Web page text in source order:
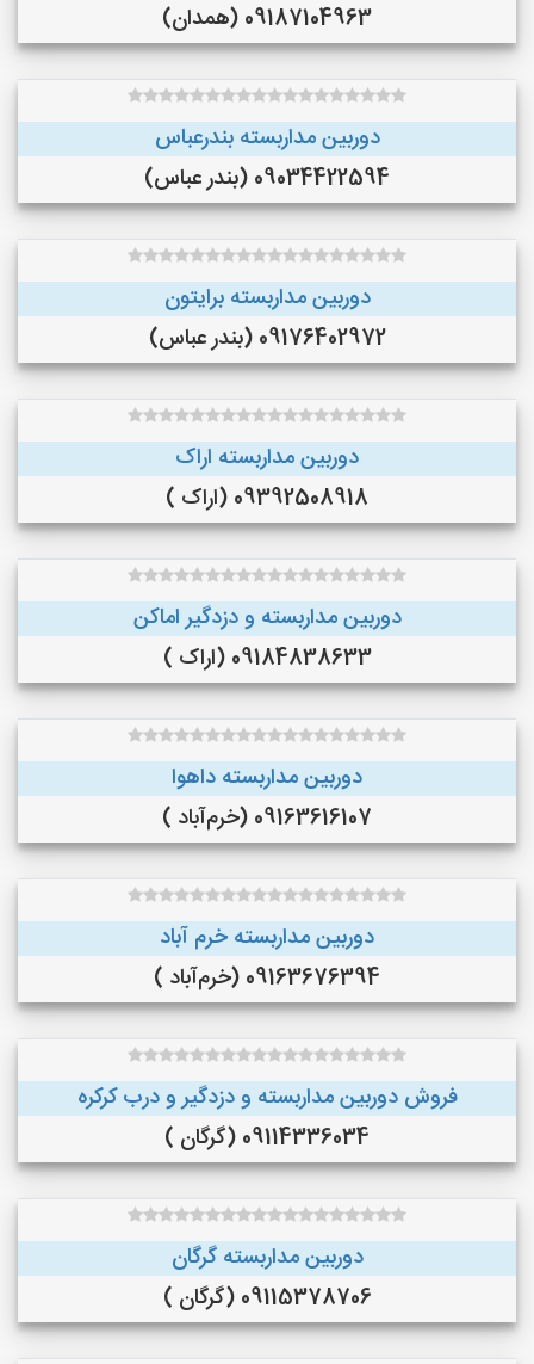
09187104963 (همدان)
دوربین مداربسته بندرعباس
09034422594 (بندر عباس)
دوربین مداربسته برایتون
09176402972 (بندر عباس)
دوربین مداربسته اراک
09392508918 (اراک )
دوربین مداربسته و دزدگیر اماکن
09184838633 (اراک )
دوربین مداربسته داهوا
09163616107 (خرم‌آباد )
دوربین مداربسته خرم آباد
09163676394 (خرم‌آباد )
فروش دوربین مداربسته و دزدگیر و درب کرکره
09114336034 (گرگان )
دوربین مداربسته گرگان
09115378706 (گرگان )